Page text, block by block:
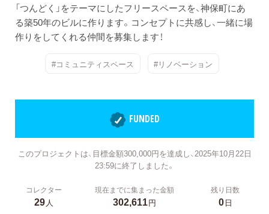
「つんどく」をテーマにしたフリースペースを、神保町にあ
る築50年のビルに作ります。コンセプトに共感し、一緒に場
作りをしてくれる仲間を募集します！
#コミュニティスペース #リノベーション
FUNDED
このプロジェクトは、目標金額300,000円を達成し、2025年10月22日
23:59に終了しました。
コレクター
29人
現在までに集まった金額
302,611円
残り日数
0日